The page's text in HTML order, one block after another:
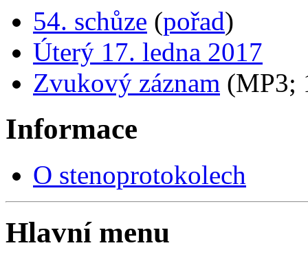
54. schůze (pořad)
Úterý 17. ledna 2017
Zvukový záznam (MP3;
Informace
O stenoprotokolech
Hlavní menu